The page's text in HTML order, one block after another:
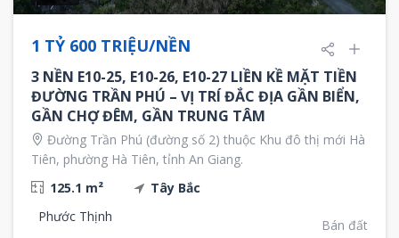
1 TỶ 600 TRIỆU/NỀN
3 NỀN E10-25, E10-26, E10-27 LIỀN KỀ MẶT TIỀN
ĐƯỜNG TRẦN PHÚ – VỊ TRÍ ĐẮC ĐỊA GẦN BIỂN,
GẦN CHỢ ĐÊM, GẦN TRUNG TÂM
Đường Trần Phú (đường số 2) thuộc Khu đô thị mới Hà
Tiên, phường Hà Tiên, tỉnh An Giang.
125.1 m²
Tây Bắc
Phước Thịnh
Bán đất